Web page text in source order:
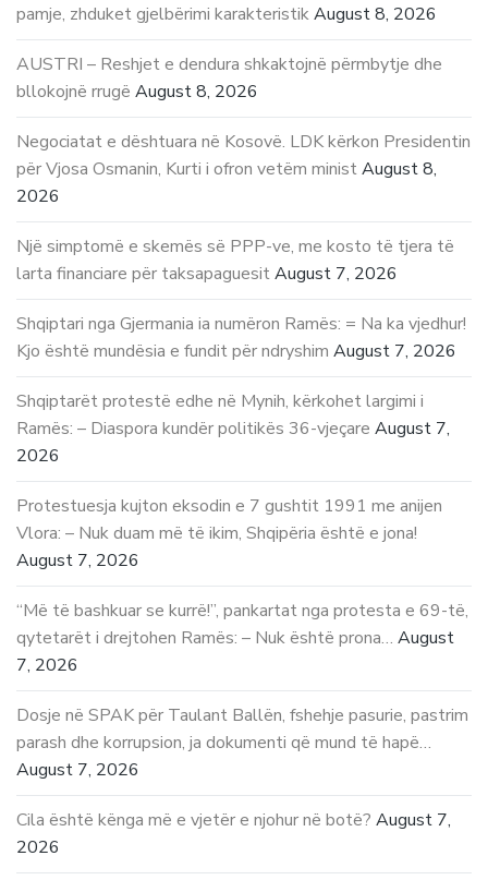
pamje, zhduket gjelbërimi karakteristikAugust 8, 2026
AUSTRI – Reshjet e dendura shkaktojnë përmbytje dhe
bllokojnë rrugë August 8, 2026
Negociatat e dështuara në Kosovë. LDK kërkon Presidentin
për Vjosa Osmanin, Kurti i ofron vetëm ministAugust 8,
2026
Një simptomë e skemës së PPP-ve, me kosto të tjera të
larta financiare për taksapaguesitAugust 7, 2026
Shqiptari nga Gjermania ia numëron Ramës: = Na ka vjedhur!
Kjo është mundësia e fundit për ndryshim August 7, 2026
Shqiptarët protestë edhe në Mynih, kërkohet largimi i
Ramës: – Diaspora kundër politikës 36-vjeçare August 7,
2026
Protestuesja kujton eksodin e 7 gushtit 1991 me anijen
Vlora: – Nuk duam më të ikim, Shqipëria është e jona!
August 7, 2026
“Më të bashkuar se kurrë!”, pankartat nga protesta e 69-të,
qytetarët i drejtohen Ramës: – Nuk është prona… August
7, 2026
Dosje në SPAK për Taulant Ballën, fshehje pasurie, pastrim
parash dhe korrupsion, ja dokumenti që mund të hapë…
August 7, 2026
Cila është kënga më e vjetër e njohur në botë? August 7,
2026